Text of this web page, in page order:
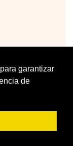
garantizar
de